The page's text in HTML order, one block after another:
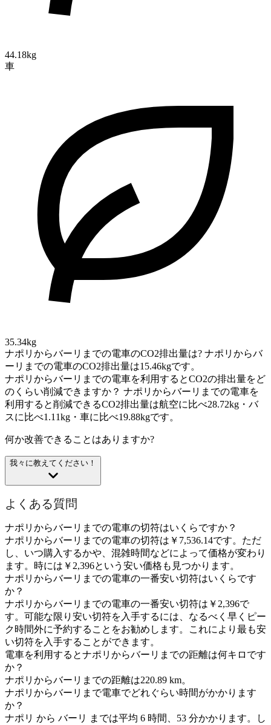
44.18kg
車
35.34kg
ナポリからバーリまでの電車のCO2排出量は? ナポリからバ
ーリまでの電車のCO2排出量は15.46kgです。
ナポリからバーリまでの電車を利用するとCO2の排出量をど
のくらい削減できますか？ ナポリからバーリまでの電車を
利用すると削減できるCO2排出量は航空に比べ28.72kg・バ
スに比べ1.11kg・車に比べ19.88kgです。
何か改善できることはありますか?
我々に教えてください！
よくある質問
ナポリからバーリまでの電車の切符はいくらですか？
ナポリからバーリまでの電車の切符は￥7,536.14です。ただ
し、いつ購入するかや、混雑時間などによって価格が変わり
ます。時には￥2,396という安い価格も見つかります。
ナポリからバーリまでの電車の一番安い切符はいくらです
か？
ナポリからバーリまでの電車の一番安い切符は￥2,396で
す。可能な限り安い切符を入手するには、なるべく早くピー
ク時間外に予約することをお勧めします。これにより最も安
い切符を入手することができます。
電車を利用するとナポリからバーリまでの距離は何キロです
か？
ナポリからバーリまでの距離は220.89 km。
ナポリからバーリまで電車でどれぐらい時間がかかります
か？
ナポリ から バーリ までは平均 6 時間、53 分かかります。し